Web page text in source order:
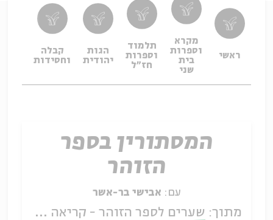
ראשי
מקרא
וספרות
בית
שני
תלמוד
וספרות
חז"ל
הגות
יהודית
קבלה
וחסידות
המסתורין בספר
הזוהר
עם: אבישי בר-אשר
מתוך: שערים לספר הזוהר - קריאה ב"סבא דמשפטים"